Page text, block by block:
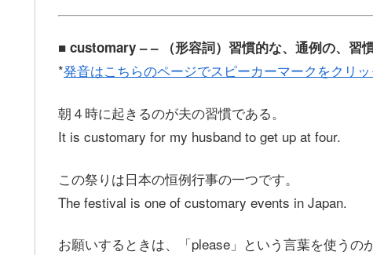
■ customary – – （形容詞）習慣的な、通例の、習
*発音はこちらのページでスピーカーマークをクリッ
朝４時に起きるのが夫の習慣である。
It is customary for my husband to get up at four.
この祭りは日本の恒例行事の一つです。
The festival is one of customary events in Japan.
お願いするときは、「please」という言葉を使うの